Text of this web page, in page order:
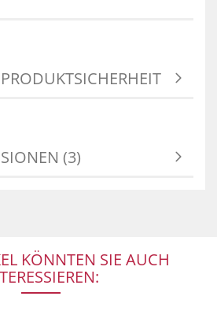
(3)
KÖNNTEN SIE AUCH